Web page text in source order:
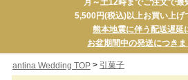
月～土12時までご注文で最
5,500円(税込)以上お買い上げ
熊本地震に伴う配送遅延
お盆期間中の発送につき
antina Wedding TOP> 引菓子